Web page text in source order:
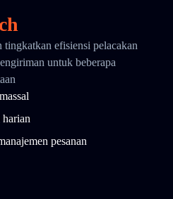
efisiensi pelacakan
untuk beberapa
pesanan